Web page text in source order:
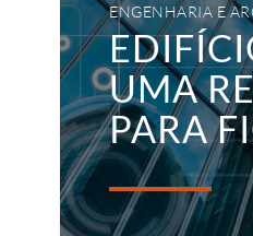
ENGENHARIA E
UMA
PARA